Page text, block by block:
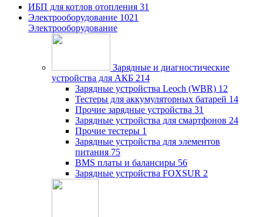
ИБП для котлов отопления 31
Электрооборудование 1021
Электрооборудование
Зарядные и диагностические
устройства для АКБ 214
Зарядные устройства Leoch (WBR) 12
Тестеры для аккумуляторных батарей 14
Прочие зарядные устройства 31
Зарядные устройства для смартфонов 24
Прочие тестеры 1
Зарядные устройства для элементов
питания 75
BMS платы и балансиры 56
Зарядные устройства FOXSUR 2